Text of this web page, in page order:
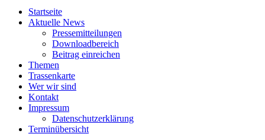
Start­sei­te
Aktu­el­le News
Pres­se­mit­tei­lun­gen
Down­load­be­reich
Bei­trag einreichen
The­men
Tras­sen­kar­te
Wer wir sind
Kon­takt
Impres­sum
Daten­schutz­er­klä­rung
Ter­min­über­sicht